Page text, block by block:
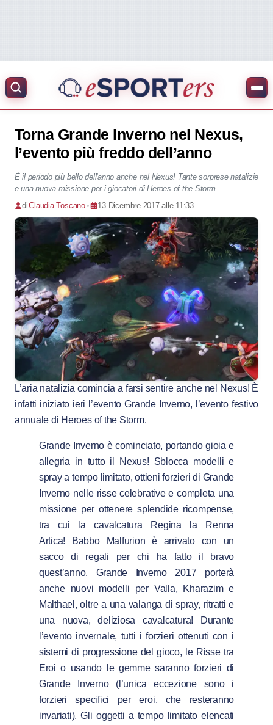
Torna Grande Inverno nel Nexus,
l’evento più freddo dell’anno
È il periodo più bello dell'anno anche nel Nexus! Tante sorprese natalizie
e una nuova missione per i giocatori di Heroes of the Storm
diClaudia Toscano • 13 Dicembre 2017 alle 11:33
L’aria natalizia comincia a farsi sentire anche nel Nexus! È
infatti iniziato ieri l’evento Grande Inverno, l’evento festivo
annuale di Heroes of the Storm.
Grande Inverno è cominciato, portando gioia e
allegria in tutto il Nexus! Sblocca modelli e
spray a tempo limitato, ottieni forzieri di Grande
Inverno nelle risse celebrative e completa una
missione per ottenere splendide ricompense,
tra cui la cavalcatura Regina la Renna
Artica! Babbo Malfurion è arrivato con un
sacco di regali per chi ha fatto il bravo
quest’anno. Grande Inverno 2017 porterà
anche nuovi modelli per Valla, Kharazim e
Malthael, oltre a una valanga di spray, ritratti e
una nuova, deliziosa cavalcatura! Durante
l’evento invernale, tutti i forzieri ottenuti con i
sistemi di progressione del gioco, le Risse tra
Eroi o usando le gemme saranno forzieri di
Grande Inverno (l’unica eccezione sono i
forzieri specifici per eroi, che resteranno
invariati). Gli oggetti a tempo limitato elencati